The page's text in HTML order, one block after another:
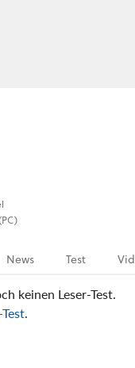
News Test
keinen Leser-Test.
.